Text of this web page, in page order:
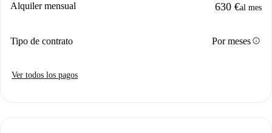
Alquiler mensual 630 €al mes
Tipo de contrato Por mesesinfo
Ver todos los pagos